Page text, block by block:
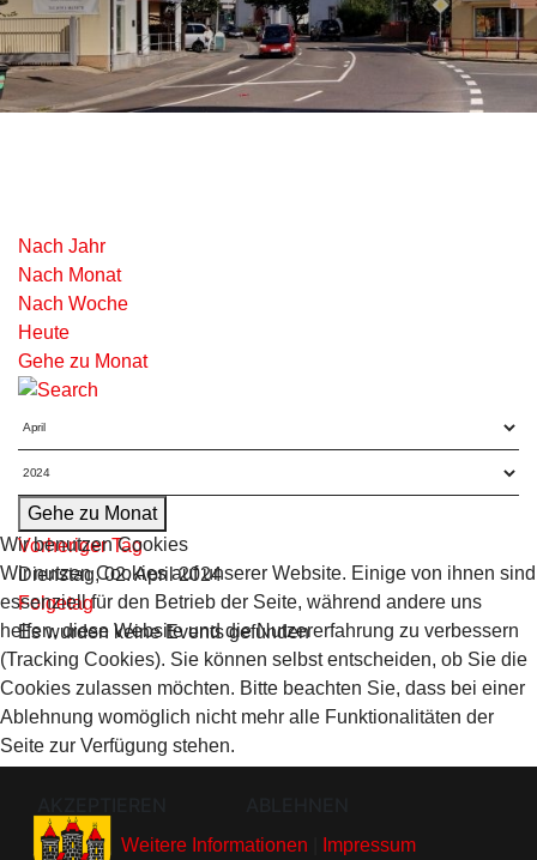
Nach Jahr
Nach Monat
Nach Woche
Heute
Gehe zu Monat
Gehe zu Monat
Vorheriger Tag
Dienstag, 02. April 2024
Folgetag
Es wurden keine Events gefunden
Wir benutzen Cookies
Wir nutzen Cookies auf unserer Website. Einige von ihnen sind
essenziell für den Betrieb der Seite, während andere uns
helfen, diese Website und die Nutzererfahrung zu verbessern
(Tracking Cookies). Sie können selbst entscheiden, ob Sie die
Cookies zulassen möchten. Bitte beachten Sie, dass bei einer
Ablehnung womöglich nicht mehr alle Funktionalitäten der
Seite zur Verfügung stehen.
Weitere Informationen Impressum